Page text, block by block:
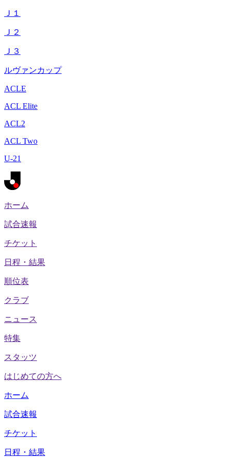
Ｊ１
Ｊ２
Ｊ３
ルヴァンカップ
ACLE
ACL Elite
ACL2
ACL Two
U-21
ホーム
試合速報
チケット
日程・結果
順位表
クラブ
ニュース
特集
スタッツ
はじめての方へ
ホーム
試合速報
チケット
日程・結果